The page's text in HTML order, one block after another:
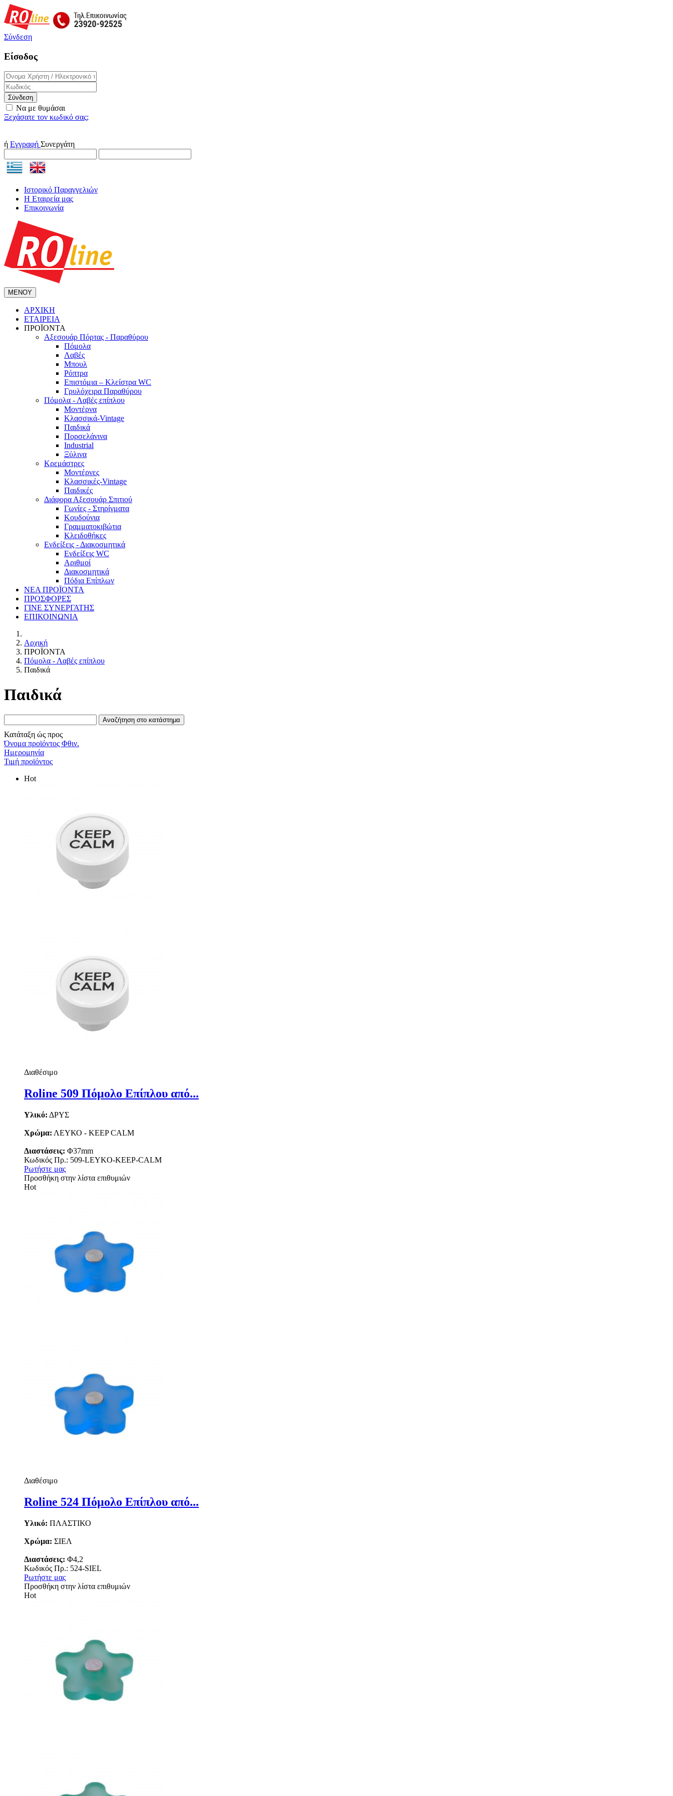
Σύνδεση
Είσοδος
Σύνδεση
Να με θυμάσαι
Ξεχάσατε τον κωδικό σας;
ή Εγγραφή Συνεργάτη
Ιστορικό Παραγγελιών
Η Εταιρεία μας
Επικοινωνία
ΜΕΝΟΥ
ΑΡΧΙΚΗ
ΕΤΑΙΡΕΙΑ
ΠΡΟΪΟΝΤΑ
Αξεσουάρ Πόρτας - Παραθύρου
Πόμολα
Λαβές
Μπουλ
Ρόπτρα
Επιστόμια – Κλείστρα WC
Γρυλόχειρα Παραθύρου
Πόμολα - Λαβές επίπλου
Μοντέρνα
Κλασσικά-Vintage
Παιδικά
Πορσελάνινα
Industrial
Ξύλινα
Κρεμάστρες
Μοντέρνες
Κλασσικές-Vintage
Παιδικές
Διάφορα Αξεσουάρ Σπιτιού
Γωνίες - Στηρίγματα
Κουδούνια
Γραμματοκιβώτια
Κλειδοθήκες
Ενδείξεις - Διακοσμητικά
Ενδείξεις WC
Αριθμοί
Διακοσμητικά
Πόδια Επίπλων
ΝΕΑ ΠΡΟΪΟΝΤΑ
ΠΡΟΣΦΟΡΕΣ
ΓΙΝΕ ΣΥΝΕΡΓΑΤΗΣ
ΕΠΙΚΟΙΝΩΝΙΑ
Αρχική
ΠΡΟΪΟΝΤΑ
Πόμολα - Λαβές επίπλου
Παιδικά
Παιδικά
Κατάταξη ώς προς
Όνομα προϊόντος Φθιν.
Ημερομηνία
Τιμή προϊόντος
Hot
Διαθέσιμο
Roline 509 Πόμολο Επίπλου από...
Υλικό: ΔΡΥΣ
Χρώμα: ΛΕΥΚΟ - KEEP CALM
Διαστάσεις: Φ37mm
Κωδικός Πρ.: 509-LEYKO-KEEP-CALM
Ρωτήστε μας
Προσθήκη στην λίστα επιθυμιών
Hot
Διαθέσιμο
Roline 524 Πόμολο Επίπλου από...
Υλικό: ΠΛΑΣΤΙΚΟ
Χρώμα: ΣΙΕΛ
Διαστάσεις: Φ4,2
Κωδικός Πρ.: 524-SIEL
Ρωτήστε μας
Προσθήκη στην λίστα επιθυμιών
Hot